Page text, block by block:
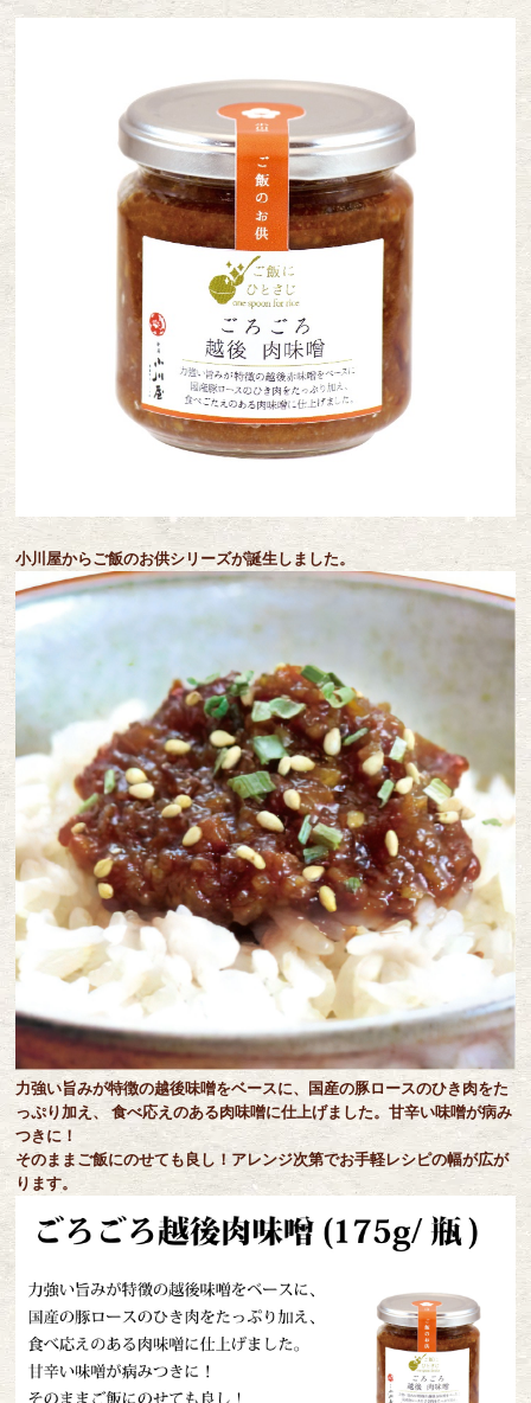
小川屋からご飯のお供シリーズが誕生しました。
力強い旨みが特徴の越後味噌をベースに、国産の豚ロースのひき肉をた
っぷり加え、 食べ応えのある肉味噌に仕上げました。甘辛い味噌が病み
つきに！
そのままご飯にのせても良し！アレンジ次第でお手軽レシピの幅が広が
ります。